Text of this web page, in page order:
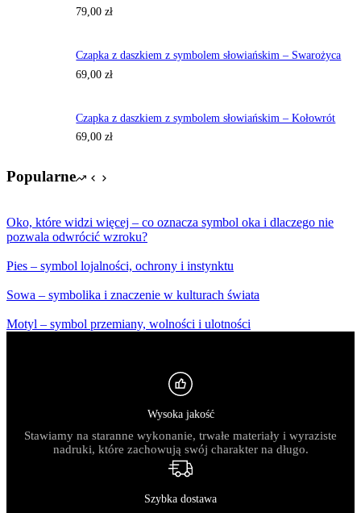
79,00zł
Czapka z daszkiem z symbolem słowiańskim – Swarożyca
69,00zł
Czapka z daszkiem z symbolem słowiańskim – Kołowrót
69,00zł
Popularne
Oko, które widzi więcej – co oznacza symbol oka i dlaczego nie
pozwala odwrócić wzroku?
Pies – symbol lojalności, ochrony i instynktu
Sowa – symbolika i znaczenie w kulturach świata
Motyl – symbol przemiany, wolności i ulotności
Wysoka jakość
Stawiamy na staranne wykonanie, trwałe materiały i wyraziste
nadruki, które zachowują swój charakter na długo.
Szybka dostawa